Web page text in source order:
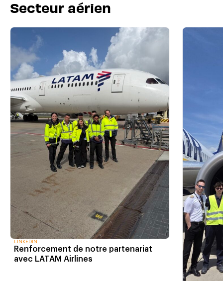
Secteur aérien
LINKEDIN
Renforcement de notre partenariat
avec LATAM Airlines